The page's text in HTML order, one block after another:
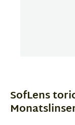
1
SofLens